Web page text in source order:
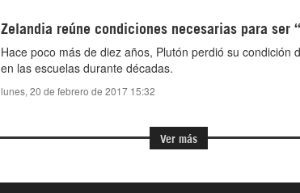
Zelandia reúne condiciones necesarias para ser
Hace poco más de diez años, Plutón perdió su
en las escuelas durante décadas.
lunes, 20 de febrero de 2017 15:32
Ver más